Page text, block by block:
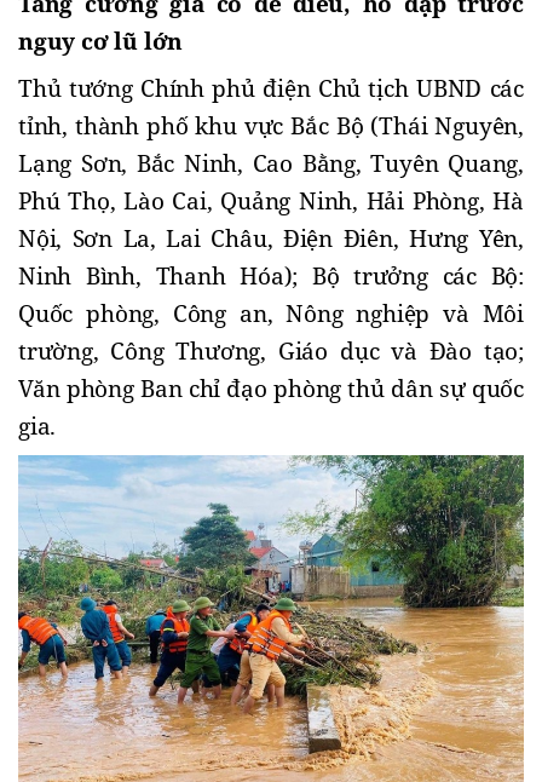
nguy cơ lũ lớn
Thủ tướng Chính phủ điện Chủ tịch UBND các
tỉnh, thành phố khu vực Bắc Bộ (Thái Nguyên,
Lạng Sơn, Bắc Ninh, Cao Bằng, Tuyên Quang,
Phú Thọ, Lào Cai, Quảng Ninh, Hải Phòng, Hà
Nội, Sơn La, Lai Châu, Điện Điên, Hưng Yên,
Ninh Bình, Thanh Hóa); Bộ trưởng các Bộ:
Quốc phòng, Công an, Nông nghiệp và Môi
trường, Công Thương, Giáo dục và Đào tạo;
Văn phòng Ban chỉ đạo phòng thủ dân sự quốc
gia.